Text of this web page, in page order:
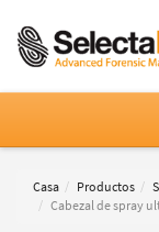
Casa Productos
Cabezal de spray